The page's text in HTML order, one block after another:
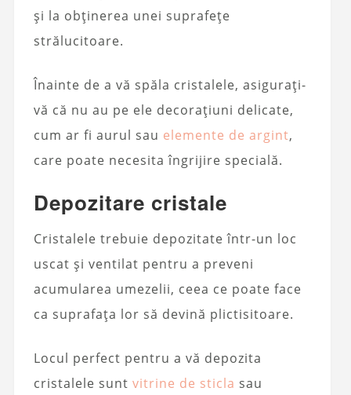
și la obținerea unei suprafețe
strălucitoare.
Înainte de a vă spăla cristalele, asigurați-
vă că nu au pe ele decorațiuni delicate,
cum ar fi aurul sau elemente de argint,
care poate necesita îngrijire specială.
Depozitare cristale
Cristalele trebuie depozitate într-un loc
uscat și ventilat pentru a preveni
acumularea umezelii, ceea ce poate face
ca suprafața lor să devină plictisitoare.
Locul perfect pentru a vă depozita
cristalele sunt vitrine de sticla sau